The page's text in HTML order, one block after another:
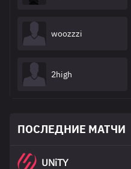
woozzzi
2high
ПОСЛЕДНИЕ МАТЧИ
UNiTY